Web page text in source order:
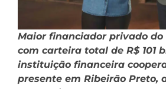
Maior financiador privado do
com carteira total de R$ 101
instituição financeira
presente em Ribeirão Preto,